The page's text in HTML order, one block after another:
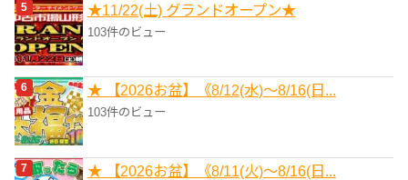
★11/22(土) グランドオープン★
103件のビュー
★ 【2026お盆】《8/12(水)～8/16(日...
103件のビュー
★ 【2026お盆】《8/11(火)～8/16(日...